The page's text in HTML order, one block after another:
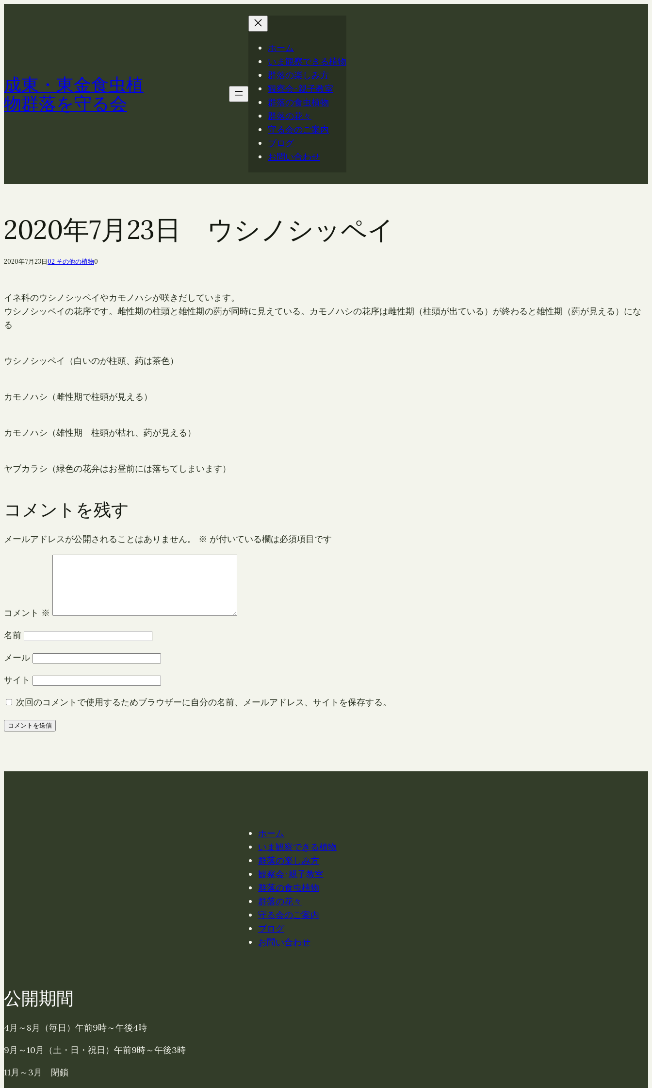
ッ
プ
成東・東金食虫植
物群落を守る会
ホーム
いま観察できる植物
群落の楽しみ方
観察会･親子教室
群落の食虫植物
群落の花々
守る会のご案内
ブログ
お問い合わせ
2020年7月23日 ウシノシッペイ
2020年7月23日02 その他の植物0
イネ科のウシノシッペイやカモノハシが咲きだしています。
ウシノシッペイの花序です。雌性期の柱頭と雄性期の葯が同時に見えている。カモノハシの花序は雌性期（柱頭が出ている）が終わると雄性期（葯が見える）にな
る
ウシノシッペイ（白いのが柱頭、葯は茶色）
カモノハシ（雌性期で柱頭が見える）
カモノハシ（雄性期 柱頭が枯れ、葯が見える）
ヤブカラシ（緑色の花弁はお昼前には落ちてしまいます）
コメントを残す
メールアドレスが公開されることはありません。 ※ が付いている欄は必須項目です
コメント ※
名前
メール
サイト
次回のコメントで使用するためブラウザーに自分の名前、メールアドレス、サイトを保存する。
ホーム
いま観察できる植物
群落の楽しみ方
観察会･親子教室
群落の食虫植物
群落の花々
守る会のご案内
ブログ
お問い合わせ
公開期間
4月～8月（毎日）午前9時～午後4時
9月～10月（土・日・祝日）午前9時～午後3時
11月～3月 閉鎖